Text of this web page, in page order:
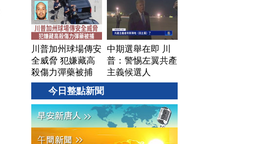
川普加州球場傳安
全威脅 犯嫌藏高
殺傷力彈藥被捕
中期選舉在即 川
普：警惕左翼共產
主義候選人
今日整點新聞